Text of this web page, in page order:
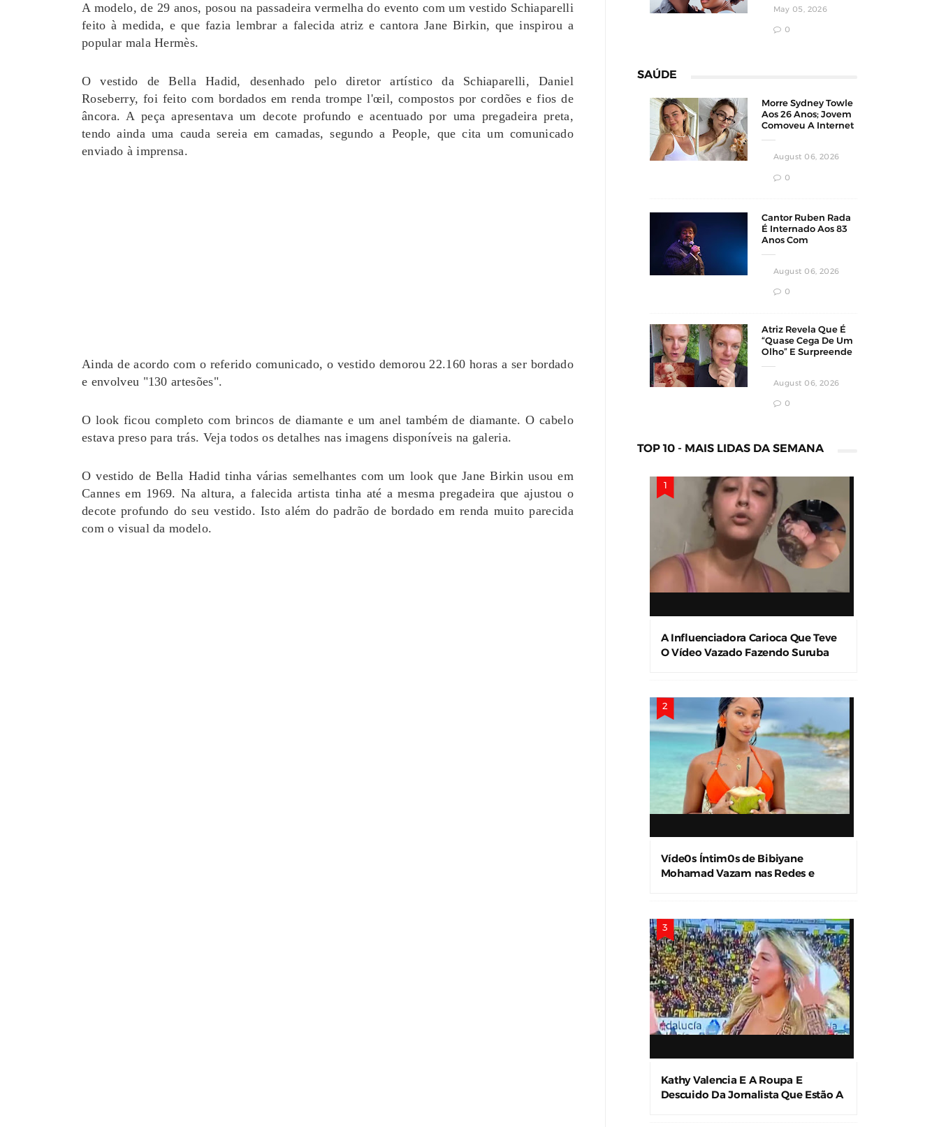
A modelo, de 29 anos, posou na passadeira vermelha do evento com um vestido Schiaparelli
feito à medida, e que fazia lembrar a falecida atriz e cantora Jane Birkin, que inspirou a
popular mala Hermès.
O vestido de Bella Hadid, desenhado pelo diretor artístico da Schiaparelli, Daniel
Roseberry, foi feito com bordados em renda trompe l'œil, compostos por cordões e fios de
âncora. A peça apresentava um decote profundo e acentuado por uma pregadeira preta,
tendo ainda uma cauda sereia em camadas, segundo a People, que cita um comunicado
enviado à imprensa.
Ainda de acordo com o referido comunicado, o vestido demorou 22.160 horas a ser bordado
e envolveu "130 artesões".
O look ficou completo com brincos de diamante e um anel também de diamante. O cabelo
estava preso para trás. Veja todos os detalhes nas imagens disponíveis na galeria.
O vestido de Bella Hadid tinha várias semelhantes com um look que Jane Birkin usou em
Cannes em 1969. Na altura, a falecida artista tinha até a mesma pregadeira que ajustou o
decote profundo do seu vestido. Isto além do padrão de bordado em renda muito parecida
com o visual da modelo.
May 05, 2026
0
SAÚDE
Morre Sydney Towle
Aos 26 Anos; Jovem
Comoveu A Internet
Câncer
August 06, 2026
0
Cantor Ruben Rada
É Internado Aos 83
Anos Com
August 06, 2026
0
Atriz Revela Que É
“Quase Cega De Um
Olho” E Surpreende
August 06, 2026
0
TOP 10 - MAIS LIDAS DA SEMANA
A Influenciadora Carioca Que Teve
O Vídeo Vazado Fazendo Suruba
Víde0s Íntim0s de Bibiyane
Mohamad Vazam nas Redes e
Kathy Valencia E A Roupa E
Descuido Da Jornalista Que Estão A